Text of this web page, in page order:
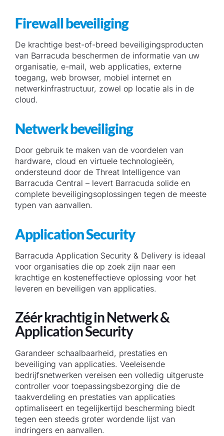
Firewall beveiliging
De krachtige best-of-breed beveiligingsproducten
van Barracuda beschermen de informatie van uw
organisatie, e-mail, web applicaties, externe
toegang, web browser, mobiel internet en
netwerkinfrastructuur, zowel op locatie als in de
cloud.
Netwerk beveiliging
Door gebruik te maken van de voordelen van
hardware, cloud en virtuele technologieën,
ondersteund door de Threat Intelligence van
Barracuda Central – levert Barracuda solide en
complete beveiligingsoplossingen tegen de meeste
typen van aanvallen.
Application Security
Barracuda Application Security & Delivery is ideaal
voor organisaties die op zoek zijn naar een
krachtige en kosteneffectieve oplossing voor het
leveren en beveiligen van applicaties.
Zéér krachtig in Netwerk &
Application Security
Garandeer schaalbaarheid, prestaties en
beveiliging van applicaties. Veeleisende
bedrijfsnetwerken vereisen een volledig uitgeruste
controller voor toepassingsbezorging die de
taakverdeling en prestaties van applicaties
optimaliseert en tegelijkertijd bescherming biedt
tegen een steeds groter wordende lijst van
indringers en aanvallen.